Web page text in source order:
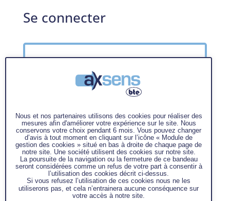
Se connecter
Mot de passe* Obligatoire
Se souvenir de moi
Se connecter
Nous et nos partenaires utilisons des cookies pour réaliser des
mesures afin d'améliorer votre expérience sur le site. Nous
conservons votre choix pendant 6 mois. Vous pouvez changer
d’avis à tout moment en cliquant sur l’icône « Module de
gestion des cookies » situé en bas à droite de chaque page de
notre site. Une société utilisent des cookies sur notre site.
La poursuite de la navigation ou la fermeture de ce bandeau
seront considérées comme un refus de votre part à consentir à
l’utilisation des cookies décrit ci-dessus.
Si vous refusez l’utilisation de ces cookies nous ne les
utiliserons pas, et cela n’entrainera aucune conséquence sur
votre accès à notre site.